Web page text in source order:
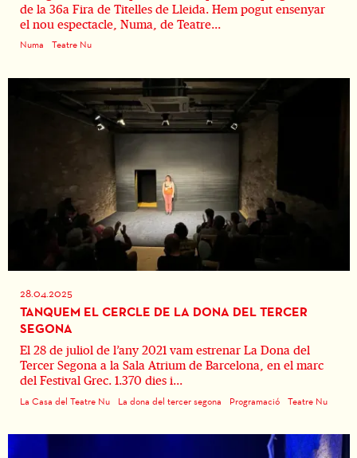
de la 36a Fira de Titelles de Lleida. Hem pogut ensenyar
el nou espectacle, Numa, de Teatre...
Numa Teatre Nu
28.04.2025
TANQUEM EL CERCLE DE LA DONA DEL TERCER
SEGONA
El 28 de juliol de l’any 2021 vam estrenar La Dona del
Tercer Segona a la Sala Atrium de Barcelona, en el marc
del Festival Grec. 1.370 dies i...
La Casa del Teatre Nu La dona del tercer segona Programació Teatre Nu